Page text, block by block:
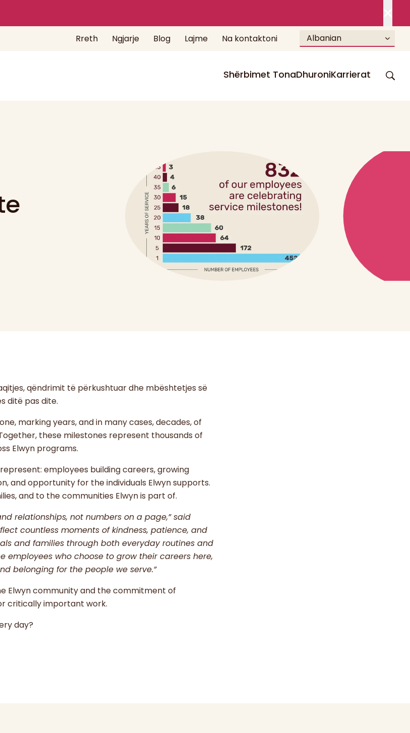
Rreth Ngjarje Blog Lajme Na kontaktoni Albanian
Shërbimet TonaDhuroniKarrierat
qëndrimit të përkushtuar dhe mbështetjes së
ditë pas dite.
marking years, and in many cases, decades, of
these milestones represent thousands of
Elwyn programs.
employees building careers, growing
and opportunity for the individuals Elwyn supports.
and to the communities Elwyn is part of.
relationships, not numbers on a page,” said
countless moments of kindness, patience, and
and families through both everyday routines and
employees who choose to grow their careers here,
belonging for the people we serve.”
Elwyn community and the commitment of
critically important work.
day?